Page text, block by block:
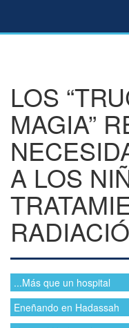
LOS
MAGIA”
A LOS
...Más que un hospital
Eneñando en Hadassah